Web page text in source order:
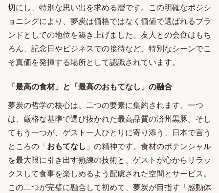
切にし、特別な思い出を求める層です。この明確なポジシ
ョニングにより、夢炭は価格ではなく価値で選ばれるブラ
ンドとしての地位を築き上げました。友人との会食はもち
ろん、記念日やビジネスでの接待など、特別なシーンでこ
そ真価を発揮する場所として認識されています。
「最高の食材」と「最高のおもてなし」の融合
夢炭の哲学の核心は、二つの要素に集約されます。一つ
は、厳格な基準で選び抜かれた最高品質の済州黒豚。そし
てもう一つが、ゲスト一人ひとりに寄り添う、日本で言う
ところの「おもてなし 」の精神です。食材のポテンシャル
を最大限に引き出す熟練の技術と、ゲストが心からリラッ
クスして食事を楽しめるよう配慮された空間とサービス。
この二つが完璧に融合して初めて、夢炭が目指す「感動体